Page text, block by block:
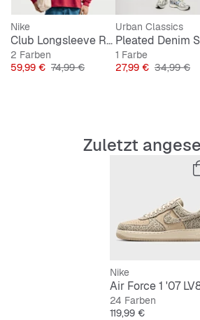
Nike
Club Longsleeve Rugby Top
2 Farben
Preis
59,99 € Originalpreis
74,99 €
Urban Classics
1 Farbe
Preis
27,99 € 34,99 €
Zuletzt
Nike
Air Force 1 '07
24 Farben
Preis
119,99 €